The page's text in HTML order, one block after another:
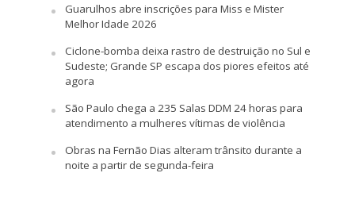
Guarulhos abre inscrições para Miss e Mister
Melhor Idade 2026
Ciclone-bomba deixa rastro de destruição no Sul e
Sudeste; Grande SP escapa dos piores efeitos até
agora
São Paulo chega a 235 Salas DDM 24 horas para
atendimento a mulheres vítimas de violência
Obras na Fernão Dias alteram trânsito durante a
noite a partir de segunda-feira